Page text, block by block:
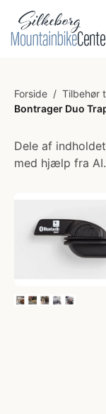
Forside / Tilbehør
Bontrager Duo
Dele af
med hjælp fra AI.